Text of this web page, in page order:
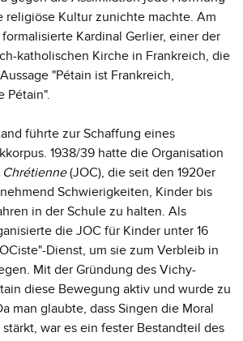
religiöse Kultur zunichte machte. Am
formalisierte Kardinal Gerlier, einer der
katholischen Kirche in Frankreich, die
"Pétain ist Frankreich,
Pétain".
führte zur Schaffung eines
1938/39 hatte die Organisation
Chrétienne(JOC), die seit den 1920er
Schwierigkeiten, Kinder bis
in der Schule zu halten. Als
die JOC für Kinder unter 16
Dienst, um sie zum Verbleib in
Mit der Gründung des Vichy-
diese Bewegung aktiv und wurde zu
man glaubte, dass Singen die Moral
war es ein fester Bestandteil des